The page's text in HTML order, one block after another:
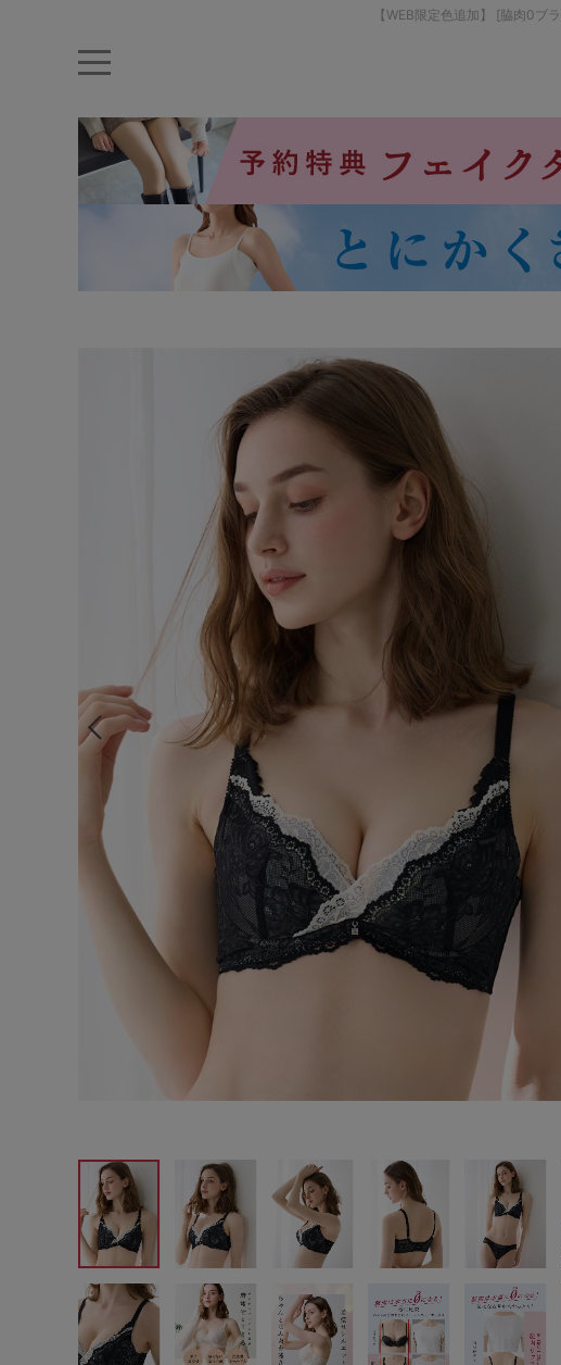
【WEB限定色追加】 [脇肉0
ナイトブラ ノンワイヤー 特盛ブラ チューブトップ 折り畳み パジャ
ルームウェア アームカバー
カテゴリから探す
ルームウェア
ライフスタイル
マタニティ
ギフトラッピング
サイズからブラを探す
A75
B70 B75 B80
D65 D70
E65
F65 F70 F80
G65 G70 G75